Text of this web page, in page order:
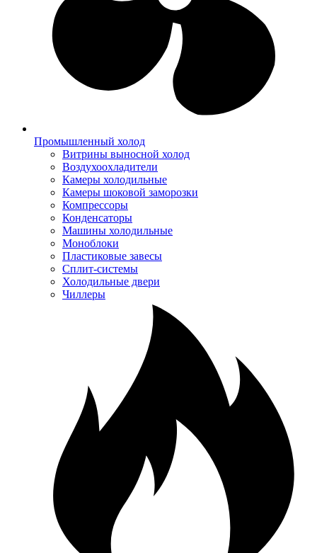
Промышленный холод
Витрины выносной холод
Воздухоохладители
Камеры холодильные
Камеры шоковой заморозки
Компрессоры
Конденсаторы
Машины холодильные
Моноблоки
Пластиковые завесы
Сплит-системы
Холодильные двери
Чиллеры